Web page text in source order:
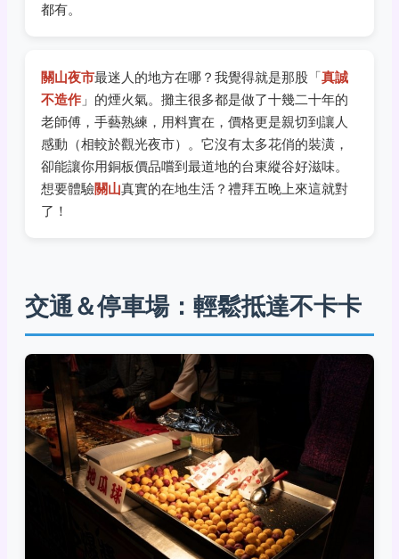
都有。
關山夜市最迷人的地方在哪？我覺得就是那股「真誠
不造作 」的煙火氣。攤主很多都是做了十幾二十年的
老師傅，手藝熟練，用料實在，價格更是親切到讓人
感動（相較於觀光夜市）。它沒有太多花俏的裝潢，
卻能讓你用銅板價品嚐到最道地的台東縱谷好滋味。
想要體驗關山真實的在地生活？禮拜五晚上來這就對
了！
交通＆停車場：輕鬆抵達不卡卡